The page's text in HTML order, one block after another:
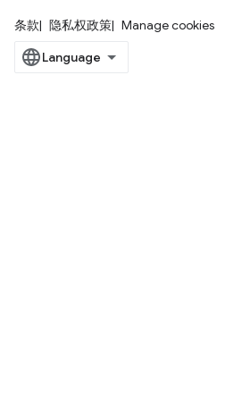
条款 隐私权政策 Manage cookies